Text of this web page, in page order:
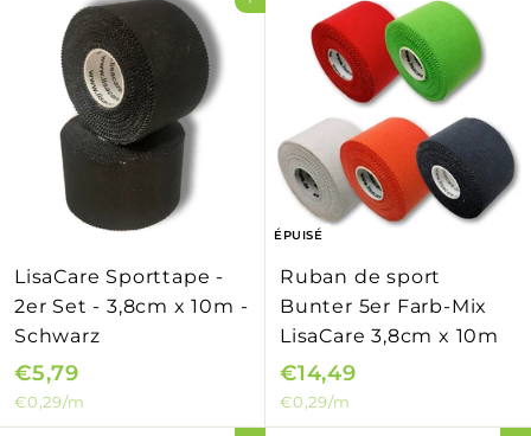
,
9
9
9
LisaCare Sporttape -
2er Set - 3,8cm x 10m -
Schwarz
€5,79
5
€0,29/m
ÉPUISÉ
Ruban de sport
Bunter 5er Farb-Mix
LisaCare 3,8cm x 10m
€14,49
€0,29/m